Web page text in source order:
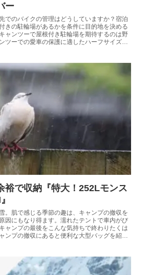
ー
でのバイクの管理はどうしていますか？宿泊
きの駐輪場があるかを条件に目的地を決める
ャンツーで屋根付き駐輪場を期待するのは野
ツーでの愛車の保護に適したハーフサイズの
裕で収納『特大！252Lモンス
。肌で感じる季節の趣は、キャンプの撤収を
因にもなり得ます。濡れたテントで車内がび
ャンプの最後をこんな気持ちで終わりたくは
ンプの撤収にあると便利な大型バッグを紹介